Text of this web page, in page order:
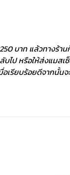
บาท แล้วทางร้
ไป หรือให้ส่งแมสเซ็
รียบร้อยดีจากนั้นจ